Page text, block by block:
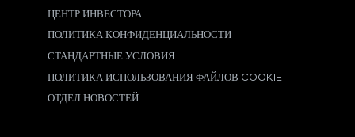
ЦЕНТР ИНВЕСТОРА
ПОЛИТИКА КОНФИДЕНЦИАЛЬНОСТИ
СТАНДАРТНЫЕ УСЛОВИЯ
ПОЛИТИКА ИСПОЛЬЗОВАНИЯ ФАЙЛОВ COOKIE
ОТДЕЛ НОВОСТЕЙ